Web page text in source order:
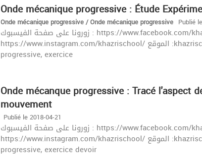
Onde mécanique progressive : Étude
Onde mécanique progressive / Onde mécanique progressive Publié
زورونا على صفحة الفيسبوك : https://www.facebook.com/khazrischool/
https://www.instagram.com/khazrischool/ الموقع :khazrischool.com الهاتف : 21923415 onde
progressive, exercice
Onde mécanque progressive : Tracé l'aspect
mouvement
Publié le 2018-04-21
زورونا على صفحة الفيسبوك : https://www.facebook.com/khazrischool/
https://www.instagram.com/khazrischool/ الموقع :khazrischool.com الهاتف : 21923415 onde
progressive, exercice devoir